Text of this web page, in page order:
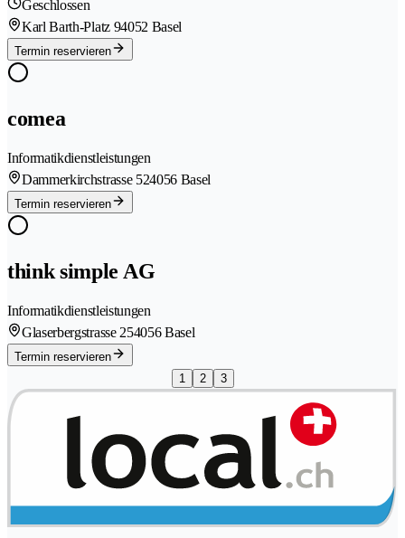
Geschlossen
Karl Barth-Platz 94052 Basel
Termin reservieren
comea
Informatikdienstleistungen
Dammerkirchstrasse 524056 Basel
Termin reservieren
think simple AG
Informatikdienstleistungen
Glaserbergstrasse 254056 Basel
Termin reservieren
1
2 3